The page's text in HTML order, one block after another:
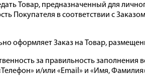
Товар, предназначенный для
Покупателя в соответствии с
оформляет Заказ на Товар,
за правильность
и/или «Email» и «Имя,